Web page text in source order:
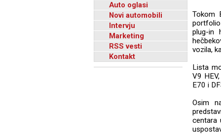
Auto oglasi
Novi automobili
Intervju
Marketing
RSS vesti
Kontakt
Tokom
plug-in
vozila,
Lista
V9
E70 i
Osim
centara